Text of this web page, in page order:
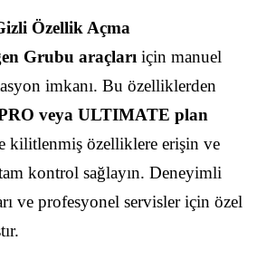
Özellik Açma
Grubu araçları için manuel
imkanı. Bu özelliklerden
veya ULTIMATE plan
kilitlenmiş özelliklere erişin ve
tam kontrol sağlayın. Deneyimli
ve profesyonel servisler için özel